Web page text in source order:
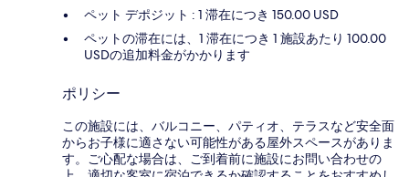
ペット デポジット : 1 滞在につき 150.00 USD
ペットの滞在には、1 滞在につき 1 施設あたり 100.00
USDの追加料金がかかります
ポリシー
この施設には、バルコニー、パティオ、テラスなど安全面
からお子様に適さない可能性がある屋外スペースがありま
す。ご心配な場合は、ご到着前に施設にお問い合わせの